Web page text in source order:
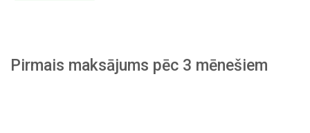
Pirmais maksājums pēc 3 mēnešiem